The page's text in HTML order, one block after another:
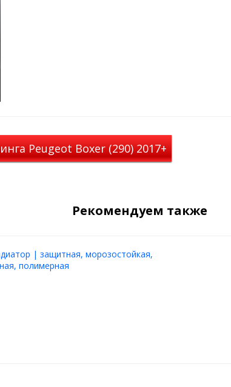
грязевых мас, реагентов
пластиковыми винтами в
Peugeot Boxer (290) 2017+
Рекомендуем также
| защитная, морозостойкая,
полимерная